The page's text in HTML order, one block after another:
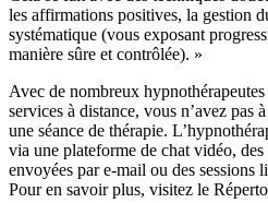
les affirmations positives, la gestion
systématique (vous exposant
manière sûre et contrôlée). »
Avec de nombreux
services à distance, vous n’avez pas
une séance de thérapie.
via une plateforme de chat vidéo, des
envoyées par e-mail ou des sessions
Pour en savoir plus, visitez le